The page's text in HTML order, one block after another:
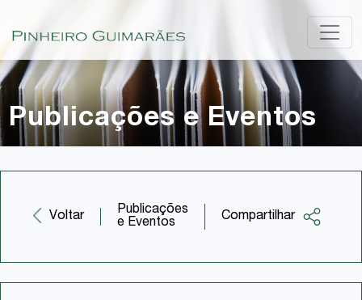
Publicações e Eventos
Voltar
Publicações
e Eventos
Compartilhar
Twitter